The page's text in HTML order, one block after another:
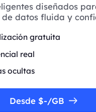
diseñados
de datos fluida y
gratuita
real
ocultas
Desde $-/GB